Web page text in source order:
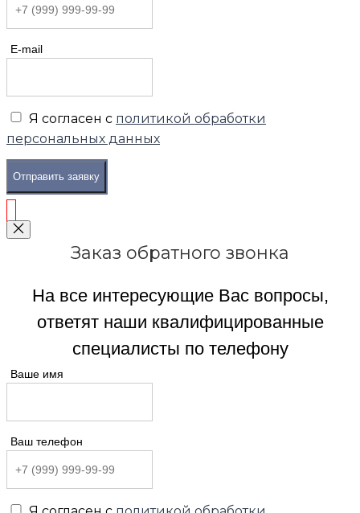
E-mail
Я согласен с политикой обработки
персональных данных
Отправить заявку
Заказ обратного звонка
На все интересующие Вас вопросы,
ответят наши квалифицированные
специалисты по телефону
Ваше имя
Ваш телефон